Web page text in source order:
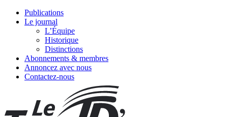
Publications
Le journal
L’Équipe
Historique
Distinctions
Abonnements & membres
Annoncez avec nous
Contactez-nous